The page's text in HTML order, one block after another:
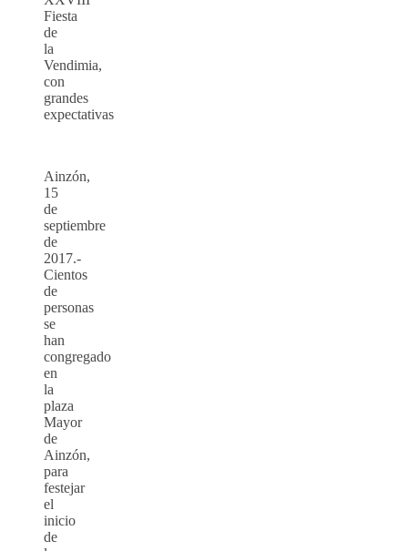
Fiesta
de
la
Vendimia,
con
grandes
expectativas
Ainzón,
15
de
septiembre
de
2017.-
Cientos
de
personas
se
han
congregado
en
la
plaza
Mayor
de
Ainzón,
para
festejar
el
inicio
de